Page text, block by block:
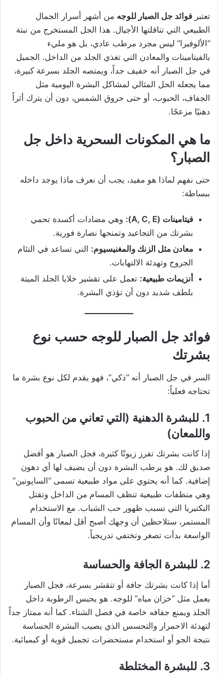
تعتبر فوائد جل الصبار للوجه من أشهر أسرار الجمال
الطبيعي التي تناقلتها الأجيال. هذا الجل المستخرج من نبتة
“الألوفيرا” ليس مجرد مرطب عادي، بل هو مليء
بالفيتامينات والمعادن التي تغذي الجلد من الداخل. الجميل
في جل الصبار أنه خفيف جداً، ويمتصه الجلد بسرعة كبيرة،
مما يجعله الحل المثالي لمشاكل البشرة اليومية مثل
الجفاف، الحبوب، أو حتى حروق الشمس، دون أن يترك أثراً
دهنيًا مزعجًا.
ما هي المكونات السحرية داخل جل
الصبار؟
حتى نفهم لماذا هو مفيد، يجب أن نعرف ماذا يوجد داخله
ببساطة:
فيتامينات (A, C, E):
وهي مضادات أكسدة تحمي
بشرتك من التجاعيد وتمنحها نضارة فورية.
معادن مثل الزنك والمغنيسيوم: التي تساعد في التئام
الجروح وتهدئة الالتهابات.
أنزيمات طبيعية: تعمل على تقشير خلايا الجلد الميتة
بلطف شديد دون أن تؤذي البشرة.
فوائد جل الصبار للوجه حسب نوع
بشرتك
السر في جل الصبار أنه “ذكي”، فهو يقدم لكل نوع بشرة ما
تحتاجه فعلياً:
1. للبشرة الدهنية (التي تعاني من الحبوب
واللمعان)
إذا كانت بشرتك تفرز زيوتًا كثيرة، فجل الصبار هو أفضل
صديق لك. هو يرطب البشرة دون أن يضيف لها أي دهون
إضافية. كما أنه يحتوي على مواد طبيعية تسمى “الساپونين”
وهي منظفات طبيعية تنظف المسام من الداخل وتقتل
البكتيريا التي تسبب ظهور حب الشباب. مع الاستخدام
المستمر، ستلاحظين أن وجهك أصبح أقل لمعانًا وأن المسام
الواسعة بدأت تصغر وتختفي تدريجياً.
2. للبشرة الجافة والحساسة
أما إذا كانت بشرتك جافة أو تتقشر بسرعة، فجل الصبار
يعمل مثل “خزان مياه” للوجه. هو يحبس الرطوبة داخل
الجلد ويمنع جفافه خاصة في فصل الشتاء. كما أنه ممتاز جداً
لتهدئة الاحمرار والتحسس الذي يصيب البشرة الحساسة
نتيجة الجو أو استخدام مستحضرات تجميل قوية أو كيميائية.
3. للبشرة المختلطة